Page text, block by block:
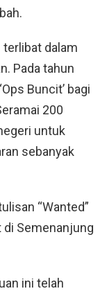
terlibat dalam
Pada tahun
Buncit’ bagi
200
untuk
sebanyak
“Wanted”
Semenanjung
ini telah